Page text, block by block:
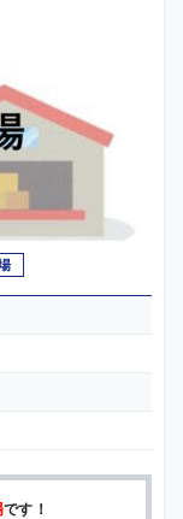
です！